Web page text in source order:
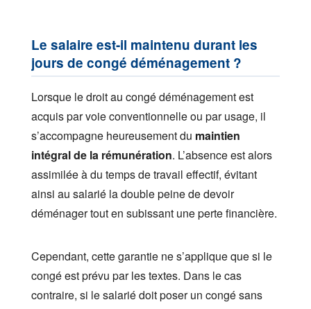
Le salaire est-il maintenu durant les
jours de congé déménagement ?
Lorsque le droit au congé déménagement est
acquis par voie conventionnelle ou par usage, il
s’accompagne heureusement du maintien
intégral de la rémunération. L’absence est alors
assimilée à du temps de travail effectif, évitant
ainsi au salarié la double peine de devoir
déménager tout en subissant une perte financière.
Cependant, cette garantie ne s’applique que si le
congé est prévu par les textes. Dans le cas
contraire, si le salarié doit poser un congé sans